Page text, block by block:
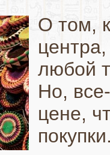
О том,
любой
Но,
цене,